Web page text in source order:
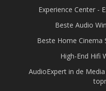
Experience Center -
Beste Audio
Beste Home Cinema
High-End Hifi
AudioExpert in de